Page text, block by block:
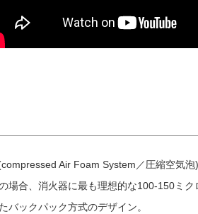
Air Foam System／圧縮空気泡
場合、消火器に最も理想的な100-150ミク
バックパック方式のデザイン。